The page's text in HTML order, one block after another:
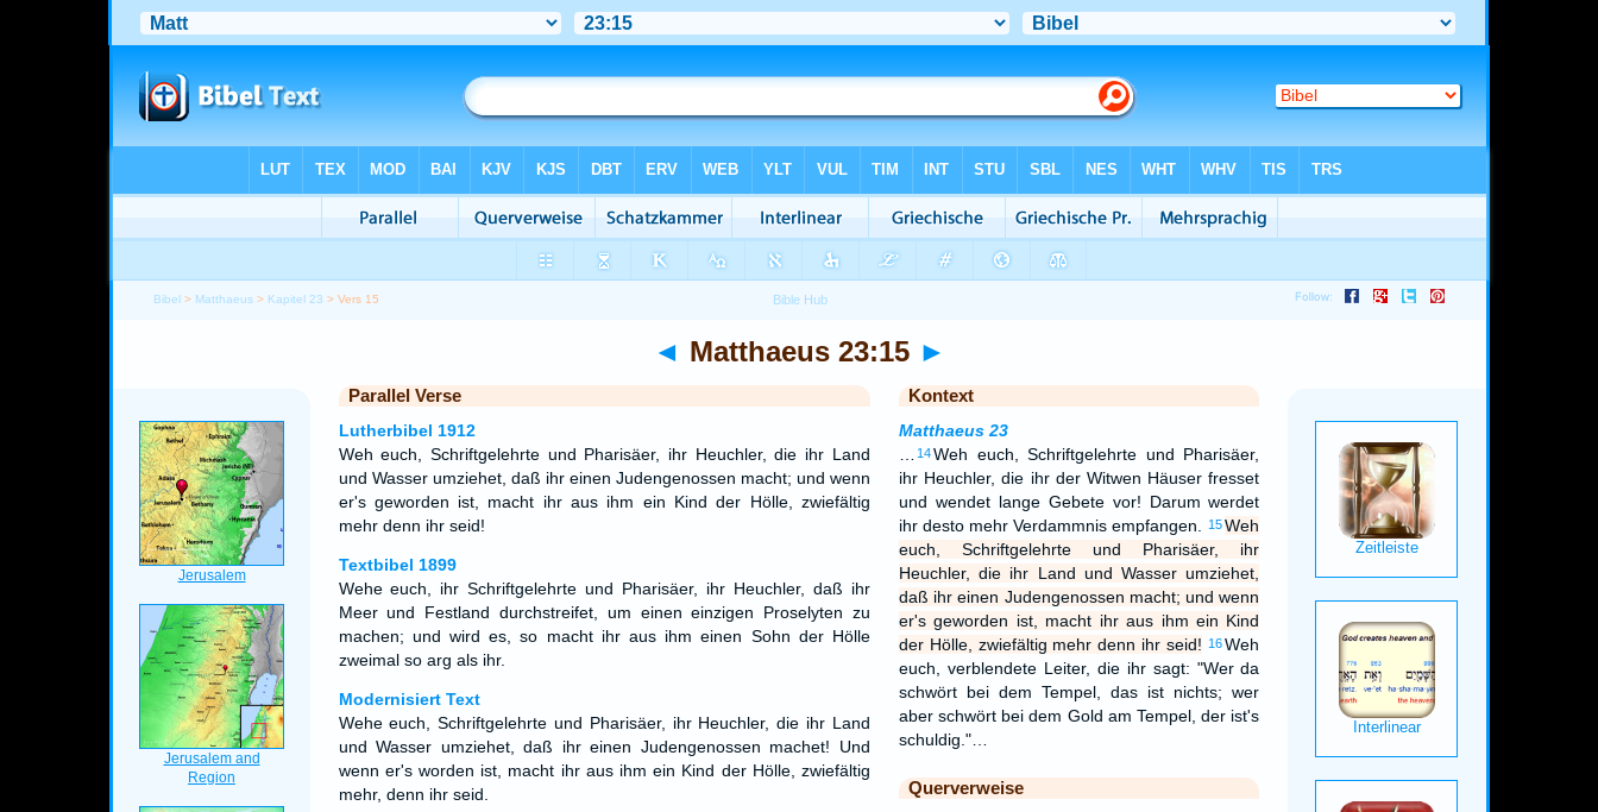
Bibel > Matthaeus > Kapitel 23 > Vers 15
◄ Matthaeus 23:15 ►
Parallel Verse
Lutherbibel 1912
Weh euch, Schriftgelehrte und Pharisäer, ihr Heuchler, die ihr Land
und Wasser umziehet, daß ihr einen Judengenossen macht; und wenn
er's geworden ist, macht ihr aus ihm ein Kind der Hölle, zwiefältig
mehr denn ihr seid!
Textbibel 1899
Wehe euch, ihr Schriftgelehrte und Pharisäer, ihr Heuchler, daß ihr
Meer und Festland durchstreifet, um einen einzigen Proselyten zu
machen; und wird es, so macht ihr aus ihm einen Sohn der Hölle
zweimal so arg als ihr.
Modernisiert Text
Wehe euch, Schriftgelehrte und Pharisäer, ihr Heuchler, die ihr Land
und Wasser umziehet, daß ihr einen Judengenossen machet! Und
wenn er's worden ist, macht ihr aus ihm ein Kind der Hölle, zwiefältig
mehr, denn ihr seid.
Kontext
Matthaeus 23
14Weh euch, Schriftgelehrte und Pharisäer,
ihr Heuchler, die ihr der Witwen Häuser fresset
und wendet lange Gebete vor! Darum werdet
ihr desto mehr Verdammnis empfangen.
15 Weh
euch, Schriftgelehrte und Pharisäer, ihr
Heuchler, die ihr Land und Wasser umziehet,
daß ihr einen Judengenossen macht; und wenn
er's geworden ist, macht ihr aus ihm ein Kind
der Hölle, zwiefältig mehr denn ihr seid! 16 Weh
euch, verblendete Leiter, die ihr sagt: "Wer da
schwört bei dem Tempel, das ist nichts; wer
aber schwört bei dem Gold am Tempel, der ist's
schuldig."…
Querverweise